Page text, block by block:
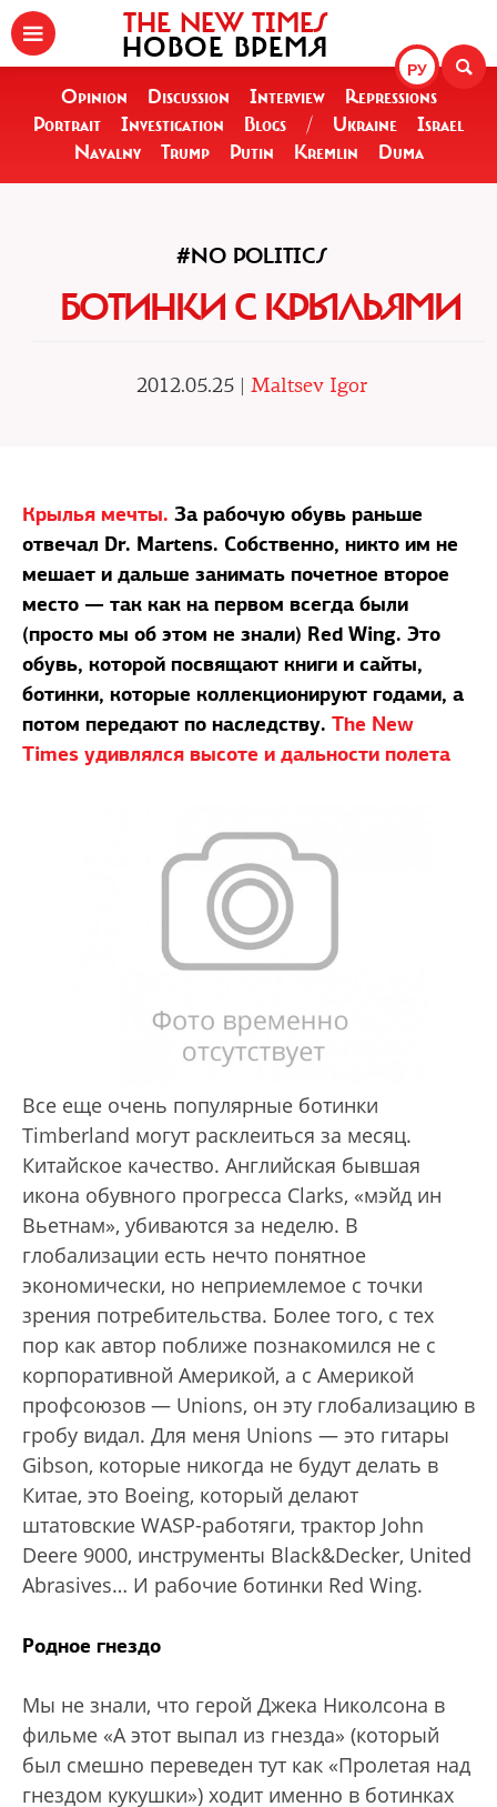
РУ
THE NEW TIMES
НОВОЕ ВРЕМЯ
Opinion Discussion Interview
Repressions
Portrait
Investigation Blogs / Ukraine
Israel
Navalny
Trump Putin Kremlin Duma
#NO POLITICS
БОТИНКИ С КРЫЛЬЯМИ
2012.05.25 | Maltsev Igor
Крылья мечты. За рабочую обувь раньше
отвечал Dr. Martens. Собственно, никто им не
мешает и дальше занимать почетное второе
место — так как на первом всегда были
(просто мы об этом не знали) Red Wing. Это
обувь, которой посвящают книги и сайты,
ботинки, которые коллекционируют годами, а
потом передают по наследству. The New
Times удивлялся высоте и дальности полета
Все еще очень популярные ботинки
Timberland могут расклеиться за месяц.
Китайское качество. Английская бывшая
икона обувного прогресса Clarks, «мэйд ин
Вьетнам», убиваются за неделю. В
глобализации есть нечто понятное
экономически, но неприемлемое с точки
зрения потребительства. Более того, с тех
пор как автор поближе познакомился не с
корпоративной Америкой, а с Америкой
профсоюзов — Unions, он эту глобализацию в
гробу видал. Для меня Unions — это гитары
Gibson, которые никогда не будут делать в
Китае, это Boeing, который делают
штатовские WASP-работяги, трактор John
Deere 9000, инструменты Black&Decker, United
Abrasives… И рабочие ботинки Red Wing.
Родное гнездо
Мы не знали, что герой Джека Николсона в
фильме «А этот выпал из гнезда» (который
был смешно переведен тут как «Пролетая над
гнездом кукушки») ходит именно в ботинках